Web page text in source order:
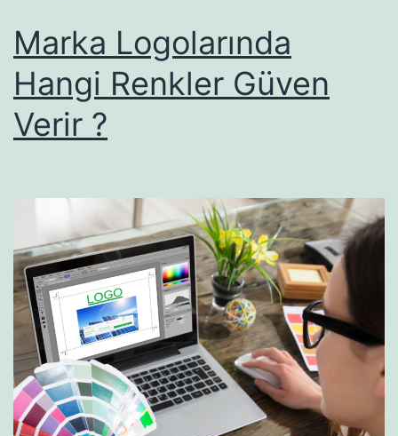
Marka Logolarında
Hangi Renkler Güven
Verir ?